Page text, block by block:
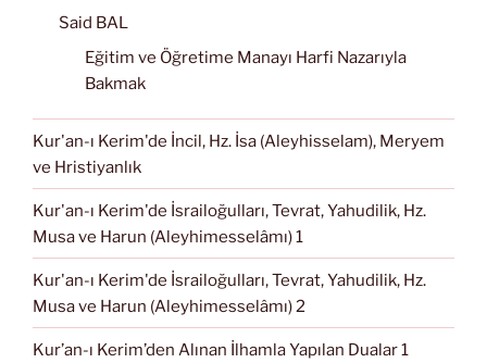
Said BAL
Eğitim ve Öğretime Manayı Harfi Nazarıyla
Bakmak
Kur'an-ı Kerim'de İncil, Hz. İsa (Aleyhisselam), Meryem
ve Hristiyanlık
Kur'an-ı Kerim'de İsrailoğulları, Tevrat, Yahudilik, Hz.
Musa ve Harun (Aleyhimesselâmı) 1
Kur'an-ı Kerim'de İsrailoğulları, Tevrat, Yahudilik, Hz.
Musa ve Harun (Aleyhimesselâmı) 2
Kur’an-ı Kerim’den Alınan İlhamla Yapılan Dualar 1